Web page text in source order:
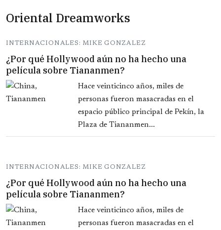
Oriental Dreamworks
INTERNACIONALES: MIKE GONZALEZ
¿Por qué Hollywood aún no ha hecho una
película sobre Tiananmen?
Hace veinticinco años, miles de
personas fueron masacradas en el
espacio público principal de Pekín, la
Plaza de Tiananmen...
INTERNACIONALES: MIKE GONZALEZ
¿Por qué Hollywood aún no ha hecho una
película sobre Tiananmen?
Hace veinticinco años, miles de
personas fueron masacradas en el